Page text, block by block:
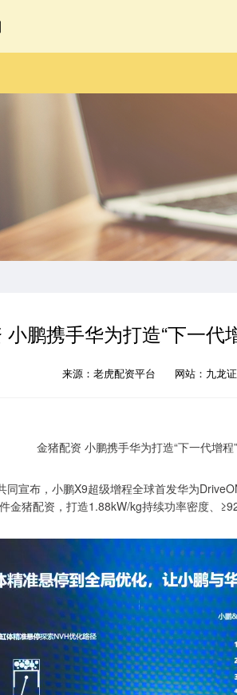
鹏携手华为打造“下一代
来源：老虎配资平台 网站：九龙
同宣布，小鹏X9超级增程全球首发华为
金猪配资，打造1.88kW/kg持续功率密度、